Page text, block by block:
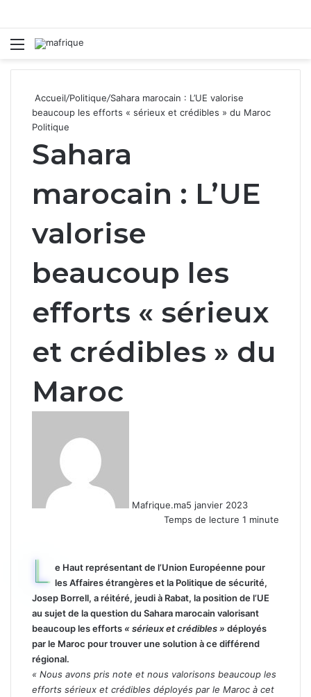
Menu
Accueil/Politique/Sahara marocain : L’UE valorise
beaucoup les efforts « sérieux et crédibles » du Maroc
Politique
Sahara
marocain : L’UE
valorise
beaucoup les
efforts « sérieux
et crédibles » du
Maroc
Mafrique.ma5 janvier 2023
Temps de lecture 1 minute
L e Haut représentant de l’Union Européenne pour
les Affaires étrangères et la Politique de sécurité,
Josep Borrell, a réitéré, jeudi à Rabat, la position de l’UE
au sujet de la question du Sahara marocain valorisant
beaucoup les efforts « sérieux et crédibles » déployés
par le Maroc pour trouver une solution à ce différend
régional.
« Nous avons pris note et nous valorisons beaucoup les
efforts sérieux et crédibles déployés par le Maroc à cet